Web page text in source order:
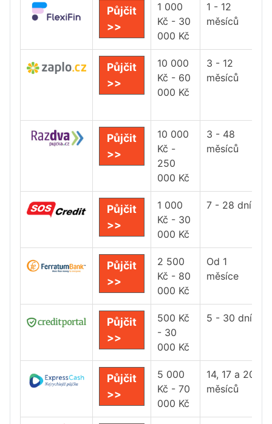
Půjčit
>>
1 000
Kč - 30
000 Kč
1 - 12
měsíců
Půjčit
>>
10 000
Kč - 60
000 Kč
3 - 12
měsíců
Půjčit
>>
10 000
Kč -
250
000 Kč
3 - 48
měsíců
Půjčit
>>
1 000
Kč - 30
000 Kč
7 - 28 dní
Půjčit
>>
2 500
Kč - 80
000 Kč
Od 1
měsíce
Půjčit
>>
500 Kč
- 30
000 Kč
5 - 30 dní
Půjčit
>>
5 000
Kč - 70
000 Kč
14, 17 a 20
měsíců